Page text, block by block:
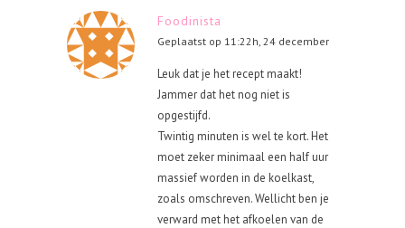
Foodinista
Geplaatst op 11:22h, 24 december
Leuk dat je het recept maakt!
Jammer dat het nog niet is
opgestijfd.
Twintig minuten is wel te kort. Het
moet zeker minimaal een half uur
massief worden in de koelkast,
zoals omschreven. Wellicht ben je
verward met het afkoelen van de